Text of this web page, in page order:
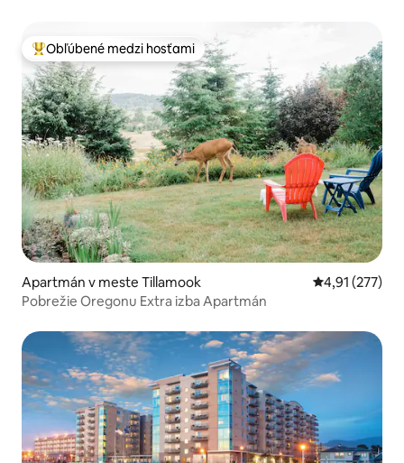
Najobľúbenejšie medzi hosťami
Obľúbené medzi hosťami
Apartmán v meste Tillamook Priemerné
4,91 (277)
Pobrežie Oregonu Extra izba Apartmán